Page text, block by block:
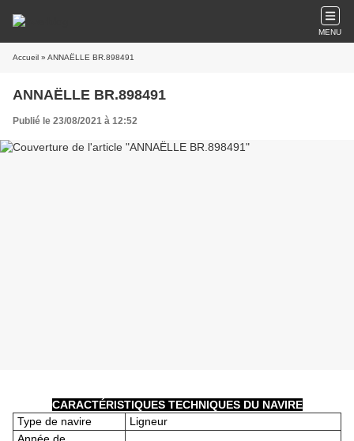
MENU
Accueil » ANNAËLLE BR.898491
ANNAËLLE BR.898491
Publié le 23/08/2021 à 12:52
CARACTÉRISTIQUES TECHNIQUES DU NAVIRE
Type de navire
Ligneur